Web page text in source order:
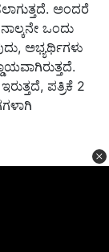
ಅಂದರೆ
ಒಂದು
ಅಭ್ಯರ್ಥಿಗಳು
ಪತ್ರಿಕೆ 2